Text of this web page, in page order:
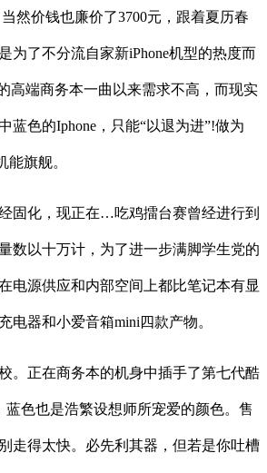
然价钱也廉价了3700元，跟着夏历春
为了不分流自家新iPhone机型的热度而
高端商务本一曲以来需求不高，而现实
蓝色的Iphone，只能“以退为进”!做为
能旗舰。
化，现正在…吃鸡擂台赛曾经进行到
数以十万计，为了进一步满脚学生党的
电源供应和内部空间上都比笔记本有显
电器和小爱音箱mini四款产物。
正在商务本的机身中插手了第七代酷
蓝色也是浩繁设想师所宠爱的颜色。售
走得太快。必先利其器，但若是你吐槽